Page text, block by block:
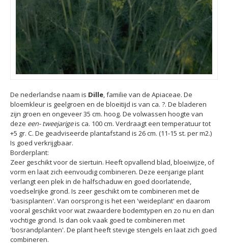
De nederlandse naam is Dille, familie van de Apiaceae. De
bloemkleur is geelgroen en de bloeitijd is van ca. ?. De bladeren
zijn groen en ongeveer 35 cm. hoog. De volwassen hoogte van
deze een- tweejarigeis ca. 100 cm. Verdraagt een temperatuur tot
+5 gr. C. De geadviseerde plantafstand is 26 cm. (11-15 st. per m2.)
Is goed verkrijgbaar.
Borderplant:
Zeer geschikt voor de siertuin. Heeft opvallend blad, bloeiwijze, of
vorm en laat zich eenvoudig combineren. Deze eenjarige plant
verlangt een plek in de halfschaduw en goed doorlatende,
voedselrijke grond. Is zeer geschikt om te combineren met de
'basisplanten'. Van oorsprong is het een 'weideplant' en daarom
vooral geschikt voor wat zwaardere bodemtypen en zo nu en dan
vochtige grond. Is dan ook vaak goed te combineren met
'bosrandplanten'. De plant heeft stevige stengels en laat zich goed
combineren.